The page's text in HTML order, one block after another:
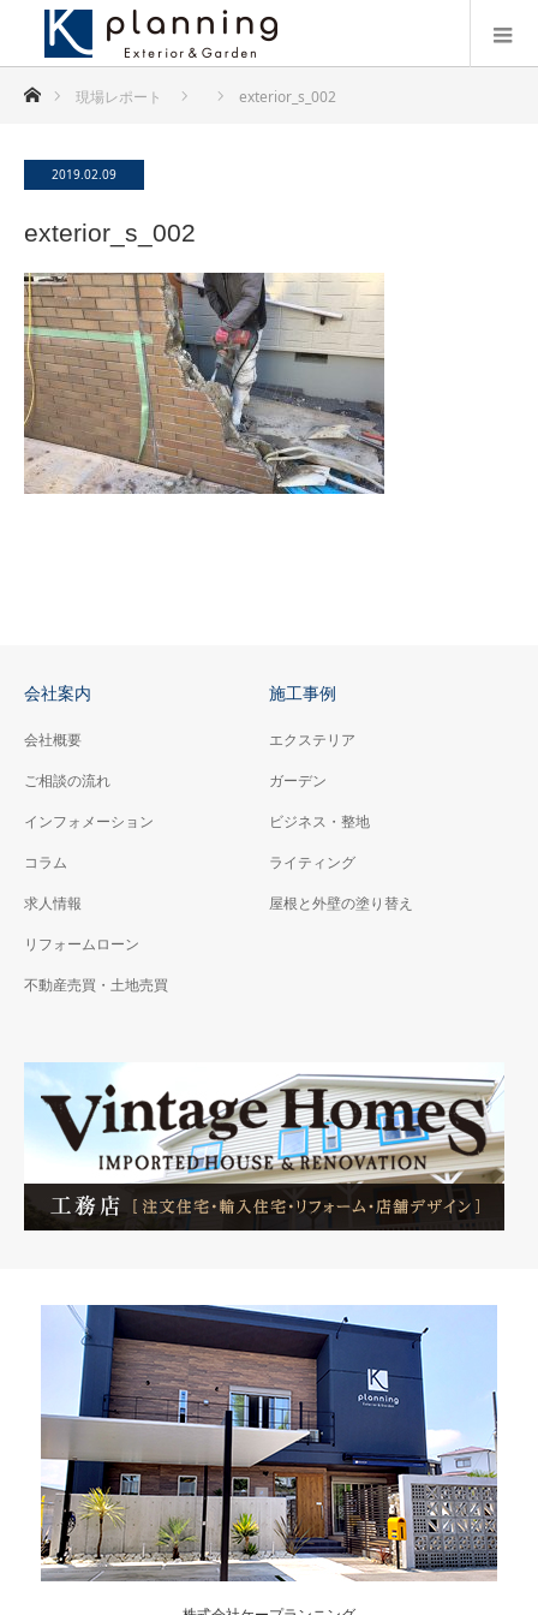
ホーム現場レポート exterior_s_002
2019.02.09
exterior_s_002
会社案内
会社概要
ご相談の流れ
インフォメーション
コラム
求人情報
リフォームローン
不動産売買・土地売買
施工事例
エクステリア
ガーデン
ビジネス・整地
ライティング
屋根と外壁の塗り替え